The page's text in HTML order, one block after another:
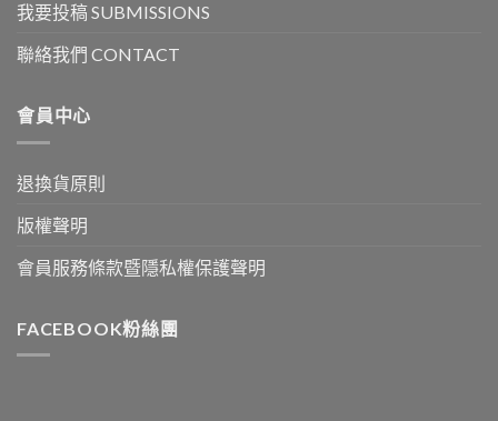
我要投稿 SUBMISSIONS
聯絡我們 CONTACT
會員中心
退換貨原則
版權聲明
會員服務條款暨隱私權保護聲明
FACEBOOK粉絲團